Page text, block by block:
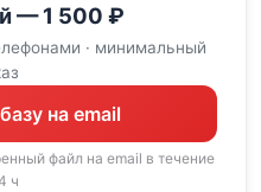
— 1 500 ₽
· минимальный
на email
файл на email в течение
ч